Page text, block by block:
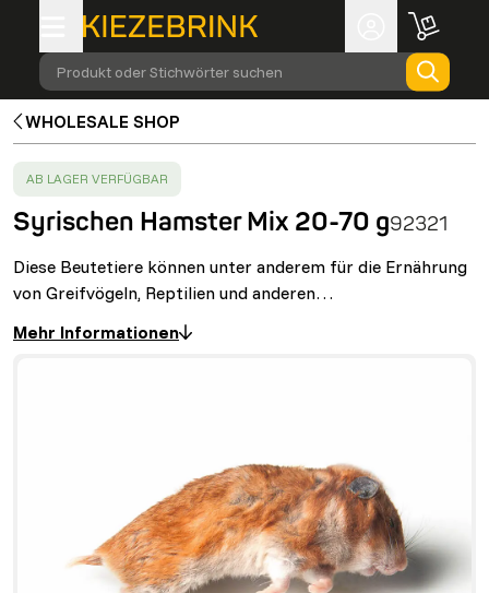
Produkt oder Stichwörter suchen
WHOLESALE SHOP
SUCCESS:
AB LAGER VERFÜGBAR
Syrischen Hamster Mix 20-70 g92321
Diese Beutetiere können unter anderem für die Ernährung
von Greifvögeln, Reptilien und anderen…
Mehr Informationen